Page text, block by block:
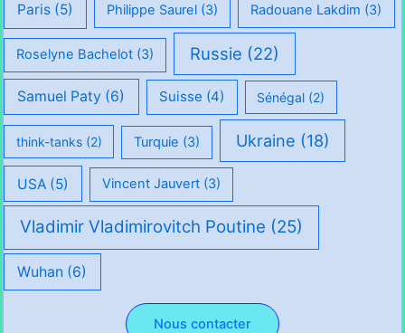
Paris(5) Philippe Saurel (3) Radouane Lakdim (3)
Roselyne Bachelot (3) Russie (22)
Samuel Paty (6) Suisse (4) Sénégal (2)
think-tanks(2) Turquie (3) Ukraine (18)
USA(5) Vincent Jauvert (3)
Vladimir Vladimirovitch Poutine (25)
Wuhan (6)
Nous contacter